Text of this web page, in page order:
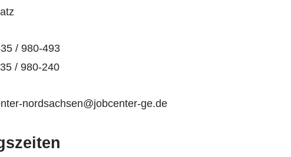
/ 980-493
/ 980-240
nordsachsen@jobcenter-ge.de